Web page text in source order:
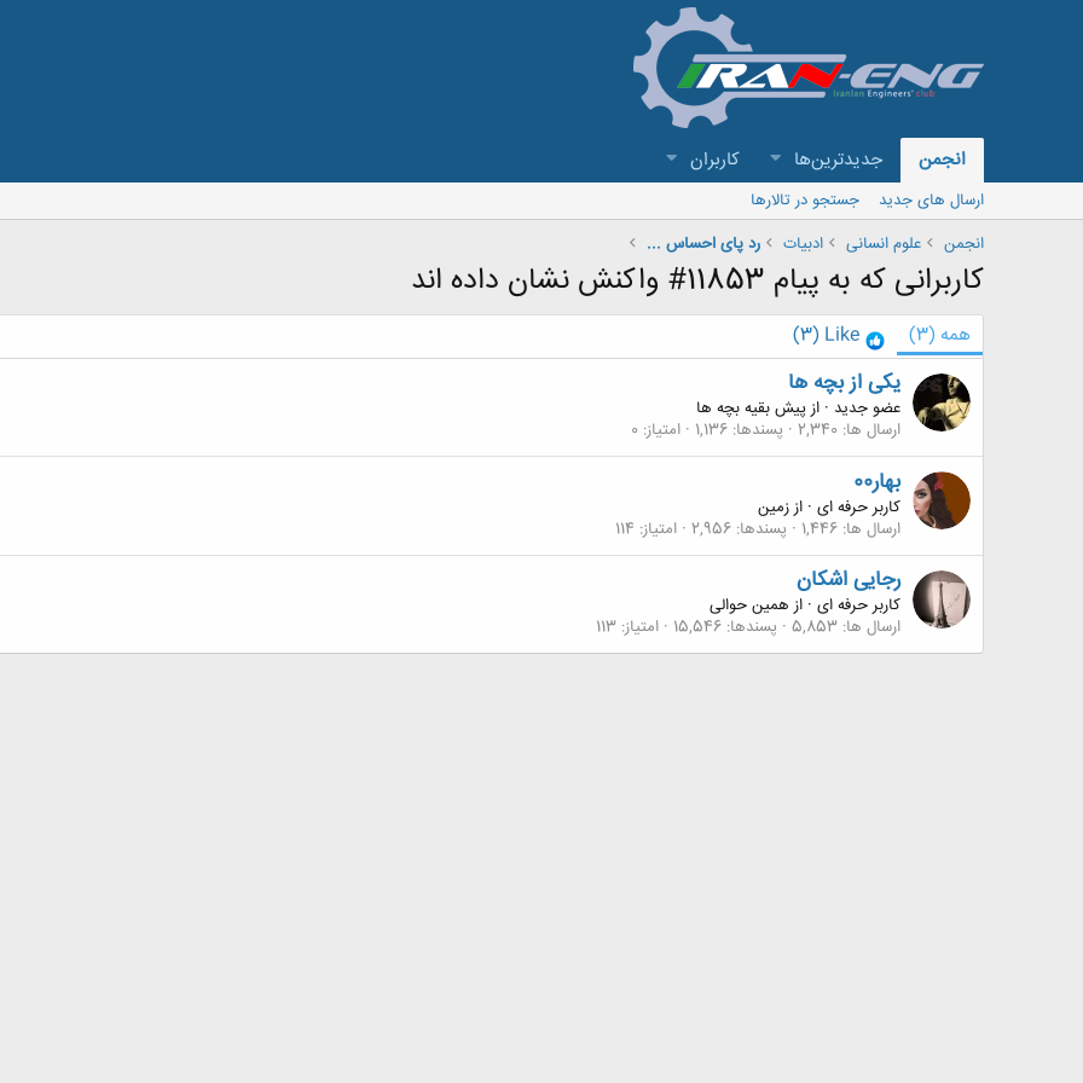
انجمن جدیدترین‌ها کاربران
ارسال های جدید
جستجو در تالارها
انجمن
علوم انسانی ادبیات رد پای احساس ...
کاربرانی که به پیام 11853# واکنش نشان داده اند
همه (3)
Like
(3)
یکی از بچه ها
عضو جدید · از پیش بقیه بچه ها
ارسال ها 2,340 پسندها 1,136 امتیاز 0
بهار00
کاربر حرفه ای · اززمین
ارسال ها 1,446 پسندها 2,956 امتیاز 114
رجایی اشکان
کاربر حرفه ای · از همین حوالی
ارسال ها 5,853 پسندها 15,546 امتیاز 113